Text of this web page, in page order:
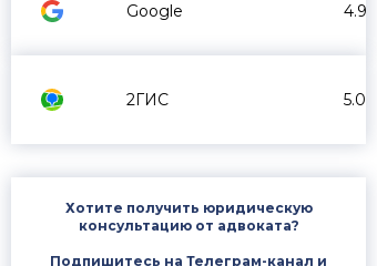
Google 4.9
2ГИС 5.0
Хотите получить юридическую
консультацию от адвоката?
Подпишитесь на Телеграм-канал и